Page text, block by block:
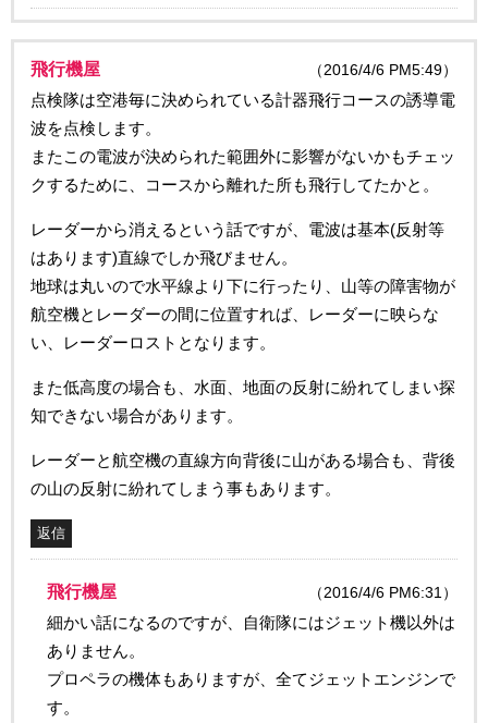
飛行機屋 （2016/4/6 PM5:49）
点検隊は空港毎に決められている計器飛行コースの誘導電
波を点検します。
またこの電波が決められた範囲外に影響がないかもチェッ
クするために、コースから離れた所も飛行してたかと。
レーダーから消えるという話ですが、電波は基本(反射等
はあります)直線でしか飛びません。
地球は丸いので水平線より下に行ったり、山等の障害物が
航空機とレーダーの間に位置すれば、レーダーに映らな
い、レーダーロストとなります。
また低高度の場合も、水面、地面の反射に紛れてしまい探
知できない場合があります。
レーダーと航空機の直線方向背後に山がある場合も、背後
の山の反射に紛れてしまう事もあります。
返信
飛行機屋 （2016/4/6 PM6:31）
細かい話になるのですが、自衛隊にはジェット機以外は
ありません。
プロペラの機体もありますが、全てジェットエンジンで
す。